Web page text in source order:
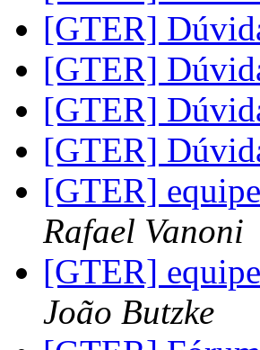
[GTER]
[GTER]
[GTER]
[GTER]
[GTER]
Rafael Vanoni
[GTER]
João Butzke